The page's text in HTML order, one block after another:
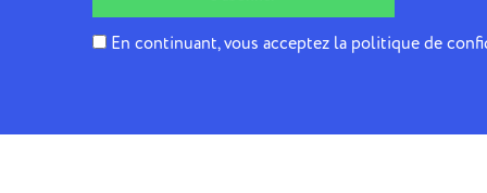
En continuant, vous acceptez la politique de